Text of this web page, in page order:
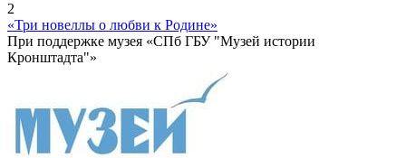
2
«Три новеллы о любви к Родине»
При поддержке музея «СПб ГБУ "Музей истории
Кронштадта"»